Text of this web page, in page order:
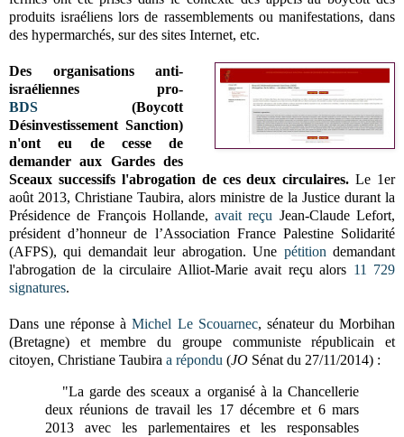
produits israéliens lors de rassemblements ou manifestations, dans
des hypermarchés, sur des sites Internet, etc.
Des organisations anti-
israéliennes pro-
BDS (Boycott
Désinvestissement Sanction)
n'ont eu de cesse de
demander aux Gardes des
Sceaux successifs l'abrogation de ces deux circulaires. Le 1er
août 2013, Christiane Taubira, alors ministre de la Justice durant la
Présidence de François Hollande, avait reçu Jean-Claude Lefort,
président d’honneur de l’Association France Palestine Solidarité
(AFPS), qui demandait leur abrogation. Une pétition demandant
l'abrogation de la circulaire Alliot-Marie avait reçu alors 11 729
signatures.
Dans une réponse àMichel Le Scouarnec, sénateur du Morbihan
(Bretagne) et membre du groupe communiste républicain et
citoyen, Christiane Taubira a répondu (JO Sénat du 27/11/2014) :
"La garde des sceaux a organisé à la Chancellerie
deux réunions de travail les 17 décembre et 6 mars
2013 avec les parlementaires et les responsables